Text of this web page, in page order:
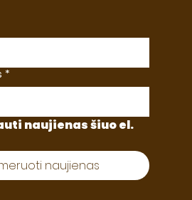
*
naujienas šiuo el.
naujienas